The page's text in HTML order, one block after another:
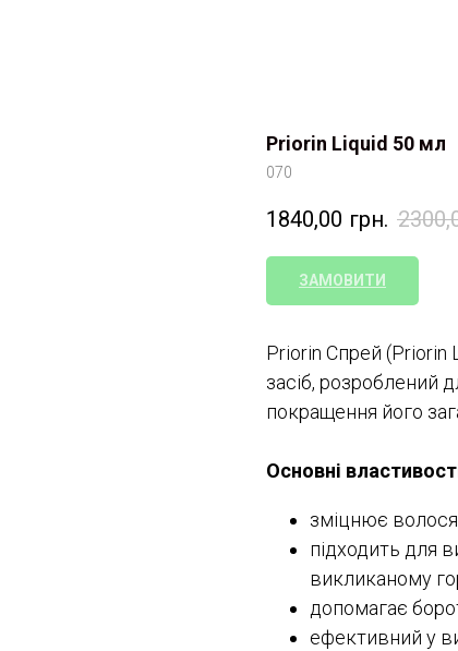
Priorin Liquid 50 мл
070
1840,00 грн.
ЗАМОВИТИ
Priorin Спрей (Priorin
засіб, розроблений
покращення його
Основні
зміцнює
підходить для
викликаному
допомагає
ефективний у